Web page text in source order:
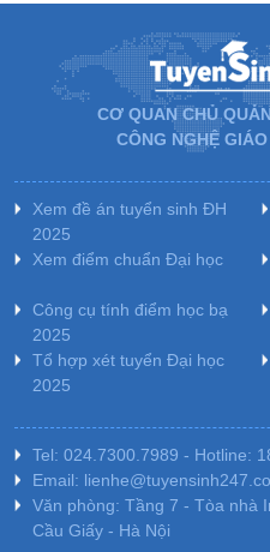
CƠ QUAN CHỦ
CÔNG NGHỆ
Xem đề án tuyển sinh ĐH
2025
Xem điểm chuẩn Đại học
Công cụ tính điểm học bạ
2025
Tổ hợp xét tuyển Đại học
2025
Tel: 024.7300.7989 - Hotline:
Email:
Văn phòng: Tầng 7 - Tòa nhà
Cầu Giấy - Hà Nội